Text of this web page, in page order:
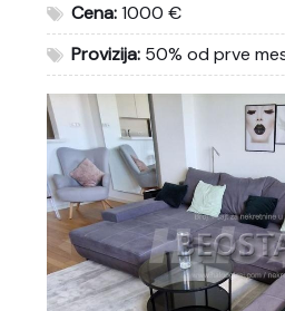
Cena:1000 €
Provizija: 50% od prve